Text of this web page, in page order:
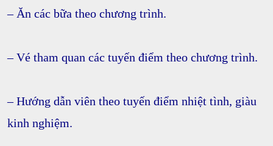
– Ăn các bữa theo chương trình.
– Vé tham quan các tuyến điểm theo chương trình.
– Hướng dẫn viên theo tuyến điểm nhiệt tình, giàu
kinh nghiệm.